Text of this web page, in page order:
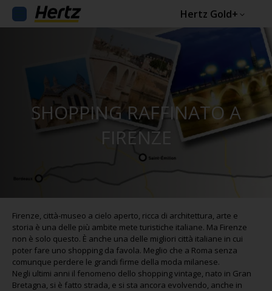
Hertz Gold+
SHOPPING RAFFINATO A
FIRENZE
Firenze, città-museo a cielo aperto, ricca di architettura, arte e
storia è una delle più ambite mete turistiche italiane. Ma Firenze
non è solo questo. È anche una delle migliori città italiane in cui
poter fare uno shopping da favola. Meglio che a Roma senza
comunque perdere le grandi firme della moda milanese.
Negli ultimi anni il fenomeno dello shopping vintage, nato in Gran
Bretagna, si è fatto strada, e si sta ancora evolvendo, anche in